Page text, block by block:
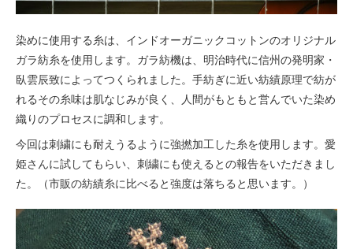
染めに使用する糸は、インドオーガニックコットンのオリジナル
ガラ紡糸を使用します。ガラ紡機は、明治時代に信州の発明家・
臥雲辰致によってつくられました。手紡ぎに近い紡績原理で紡が
れるその糸味は肌なじみが良く、人間がもともと営んでいた染め
織りのプロセスに調和します。
今回は刺繍にも耐えうるように強撚加工した糸を使用します。愛
姫さんに試してもらい、刺繍にも使えるとの報告をいただきまし
た。（市販の紡績糸に比べると強度は落ちると思います。）